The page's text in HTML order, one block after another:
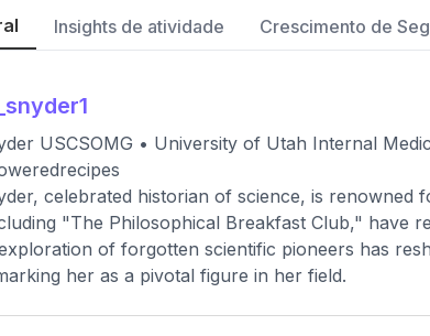
Insights de atividade Crescimento de
USCSOMG • University of Utah Internal
celebrated historian of science, is renowned
"The Philosophical Breakfast Club," have
exploration of forgotten scientific pioneers has
her as a pivotal figure in her field.